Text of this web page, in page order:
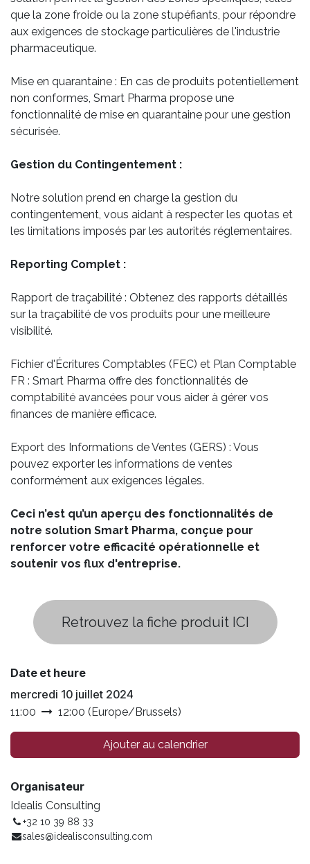
que la zone froide ou la zone stupéfiants, pour répondre
aux exigences de stockage particulières de l'industrie
pharmaceutique.
Mise en quarantaine : En cas de produits potentiellement
non conformes, Smart Pharma propose une
fonctionnalité de mise en quarantaine pour une gestion
sécurisée.
Gestion du Contingentement :
Notre solution prend en charge la gestion du
contingentement, vous aidant à respecter les quotas et
les limitations imposés par les autorités réglementaires.
Reporting Complet :
Rapport de traçabilité : Obtenez des rapports détaillés
sur la traçabilité de vos produits pour une meilleure
visibilité.
Fichier d'Écritures Comptables (FEC) et Plan Comptable
FR : Smart Pharma offre des fonctionnalités de
comptabilité avancées pour vous aider à gérer vos
finances de manière efficace.
Export des Informations de Ventes (GERS) : Vous
pouvez exporter les informations de ventes
conformément aux exigences légales.
Ceci n’est qu’un aperçu des fonctionnalités de
notre solution Smart Pharma, conçue pour
renforcer votre efficacité opérationnelle et
soutenir vos flux d'entreprise.
Retrouvez la fiche produit ICI
Date et heure
mercredi 10 juillet 2024
11:00 12:00 (Europe/Brussels)
Ajouter au calendrier
Organisateur
Idealis Consulting
+32 10 39 88 33
sales@idealisconsulting.com